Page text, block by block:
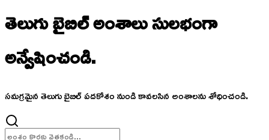
తెలుగు బైబిల్ అంశాలుసులభంగా
అన్వేషించండి.
సమగ్రమైన తెలుగు బైబిల్ పదకోశం నుండి కావలసిన అంశాలను శోధించండి.